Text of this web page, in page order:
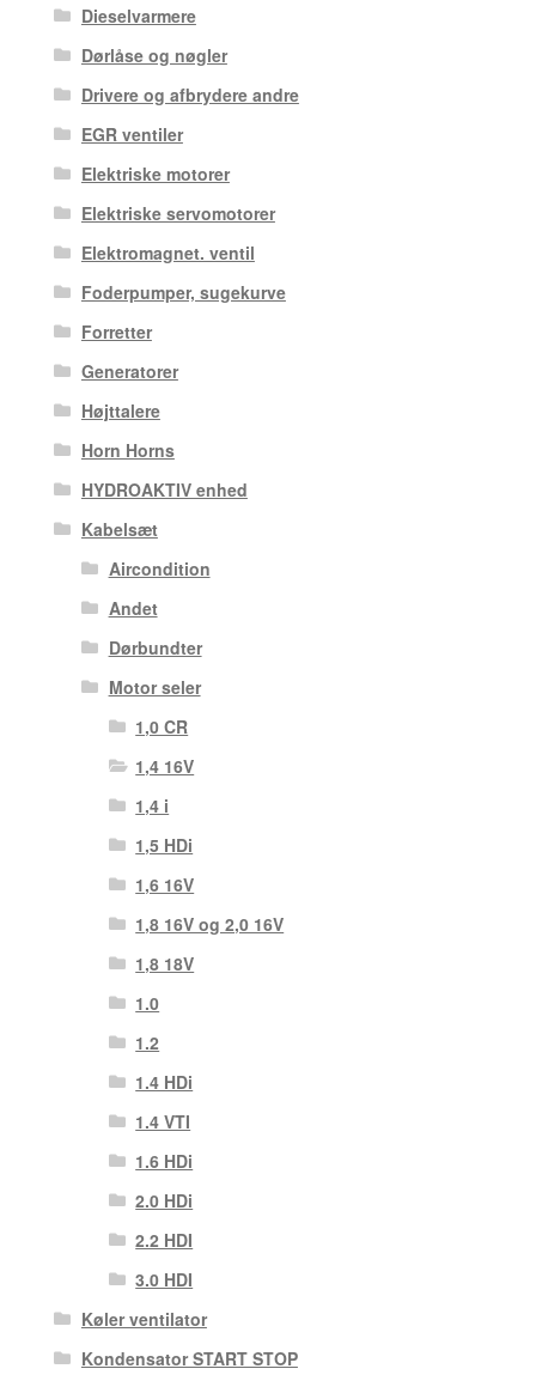
Dieselvarmere
Dørlåse og nøgler
Drivere og afbrydere andre
EGR ventiler
Elektriske motorer
Elektriske servomotorer
Elektromagnet. ventil
Foderpumper, sugekurve
Forretter
Generatorer
Højttalere
Horn Horns
HYDROAKTIV enhed
Kabelsæt
Aircondition
Andet
Dørbundter
Motor seler
1,0 CR
1,4 16V
1,4 i
1,5 HDi
1,6 16V
1,8 16V og 2,0 16V
1,8 18V
1.0
1.2
1.4 HDi
1.4 VTI
1.6 HDi
2.0 HDi
2.2 HDI
3.0 HDI
Køler ventilator
Kondensator START STOP